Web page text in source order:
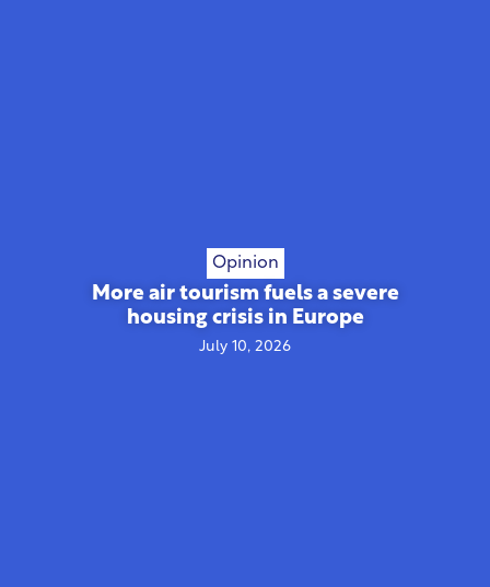
Opinion
More air tourism fuels a severe
housing crisis in Europe
July 10, 2026